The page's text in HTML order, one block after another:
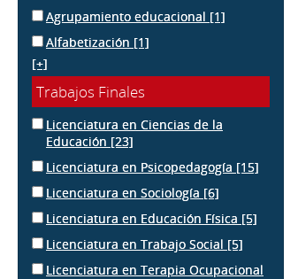
Agrupamiento educacional [1]
Alfabetización [1]
[+]
Trabajos Finales
Licenciatura en Ciencias de la
Educación [23]
Licenciatura en Psicopedagogía [15]
Licenciatura en Sociología [6]
Licenciatura en Educación Física [5]
Licenciatura en Trabajo Social [5]
Licenciatura en Terapia Ocupacional